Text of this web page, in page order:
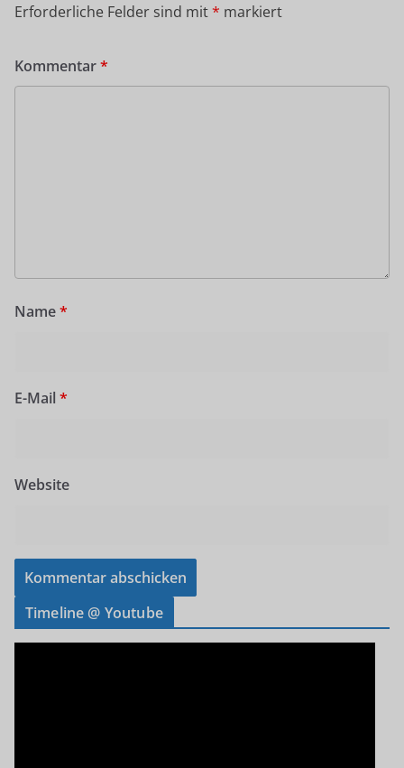
Erforderliche Felder sind mit* markiert
Kommentar*
Name*
E-Mail *
Website
Timeline @ Youtube